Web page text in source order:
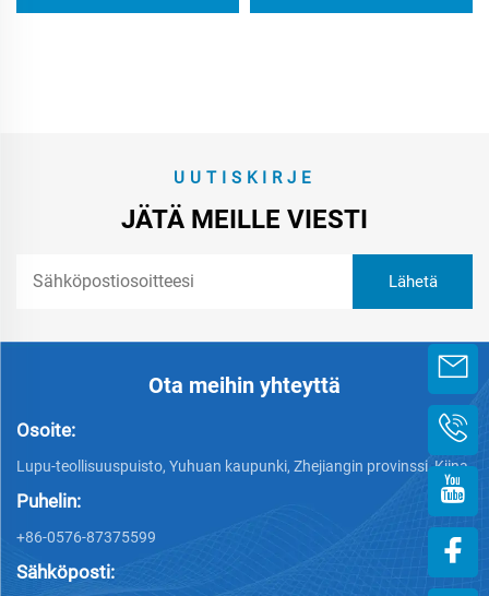
UUTISKIRJE
JÄTÄ MEILLE VIESTI
Ota meihin yhteyttä
Osoite:
Lupu-teollisuuspuisto, Yuhuan kaupunki, Zhejiangin provinssi, Kiina
Puhelin:
+86-0576-87375599
Sähköposti: